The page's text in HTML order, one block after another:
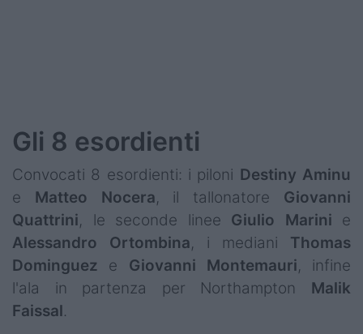
Gli 8 esordienti
Convocati 8 esordienti: i piloni Destiny Aminu
e Matteo Nocera, il tallonatore Giovanni
Quattrini, le seconde linee Giulio Marini e
Alessandro
Ortombina, i mediani Thomas
Dominguez e Giovanni Montemauri, infine
l'ala in partenza per Northampton Malik
Faissal.